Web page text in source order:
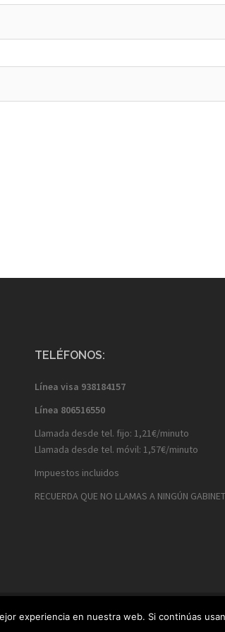
TELÉFONOS:
Línea visa 938184157
Línea 806516550
Llamada desde tel. fijo: 1,21€/minuto
Llamada desde tel. móvil: 1,57€/minuto
Impuestos incluidos
RECUERDA QUE NO LLAMAS A NINGÚN
legal y Política de Privacidad.
experiencia en nuestra web. Si continúas